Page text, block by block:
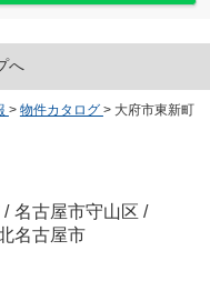
へ
> 物件カタログ > 大府市東新町
/ 名古屋市守山区 /
名古屋市